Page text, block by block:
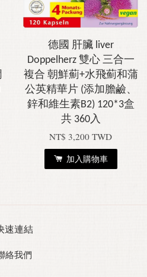
德國 肝臟 liver
Doppelherz 雙心 三合一
複合 朝鮮薊+水飛薊和蒲
公英精華片 (添加膽鹼、
鋅和維生素B2) 120*3盒
共 360入
NT$ 3,200 TWD
加入購物車
速連結
絡我們